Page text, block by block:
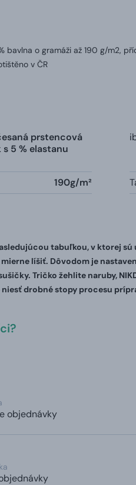
bavlna o gramáži až 190 g/m2,
v ČR
prstencová
5 % elastanu
190g/m²
tabuľkou, v ktorej
líšiť. Dôvodom je
Tričko žehlite naruby,
drobné stopy procesu
objednávky